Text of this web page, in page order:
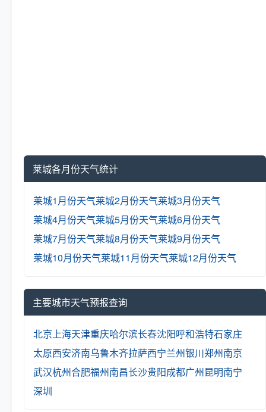
莱城各月份天气统计
莱城1月份天气莱城2月份天气莱城3月份天气
莱城4月份天气莱城5月份天气莱城6月份天气
莱城7月份天气莱城8月份天气莱城9月份天气
莱城10月份天气莱城11月份天气莱城12月份天气
主要城市天气预报查询
北京 上海天津重庆哈尔滨长春沈阳呼和浩特石家庄
太原西安济南乌鲁木齐拉萨西宁兰州银川郑州南京
武汉杭州合肥福州南昌长沙贵阳成都广州昆明南宁
深圳